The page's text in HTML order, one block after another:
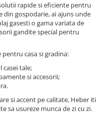
rapide si eficiente pentru
din gospodarie, ai ajuns unde
gasesti o gama variata de
gandite special pentru
casa si gradina:
tale;
si accesorii;
si accent pe calitate, Heber iti
sa usureze munca de zi cu zi.